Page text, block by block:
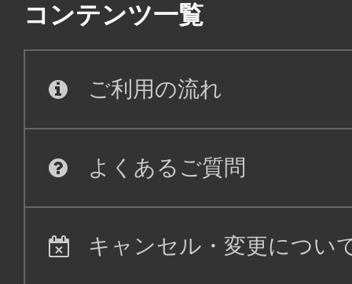
コンテンツ一覧
ご利用の流れ
よくあるご質問
キャンセル・変更につい